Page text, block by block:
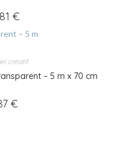
€
créatif
– 5 m x 70 cm
€